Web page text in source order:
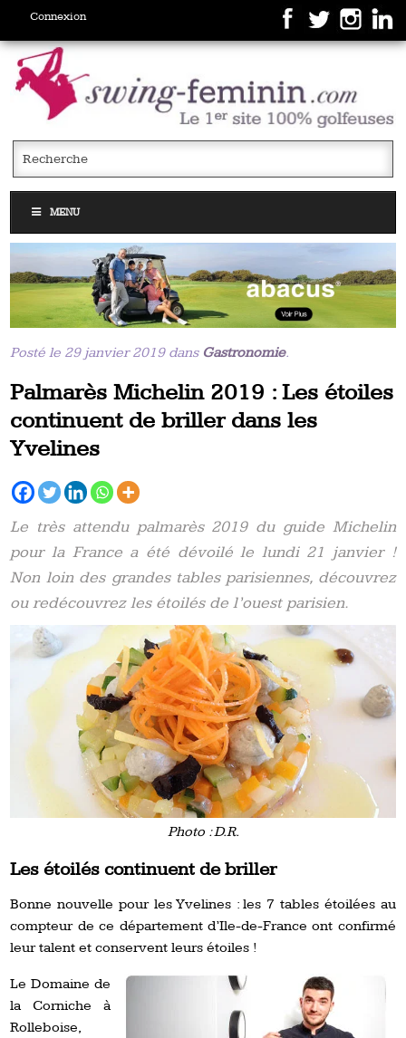
Connexion
MENU
Posté le 29 janvier 2019 dans Gastronomie.
Palmarès Michelin 2019 : Les étoiles
continuent de briller dans les
Yvelines
Le très attendu palmarès 2019 du guide Michelin
pour la France a été dévoilé le lundi 21 janvier !
Non loin des grandes tables parisiennes, découvrez
ou redécouvrez les étoilés de l’ouest parisien.
Photo : D.R.
Les étoilés continuent de briller
Bonne nouvelle pour les Yvelines : les 7 tables étoilées au
compteur de ce département d’Ile-de-France ont confirmé
leur talent et conservent leurs étoiles !
Le Domaine de
la Corniche à
Rolleboise,